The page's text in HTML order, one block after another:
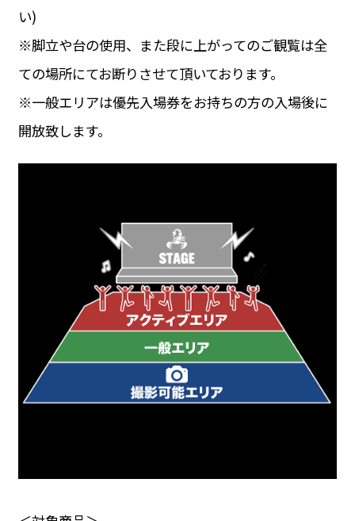
い)
※脚立や台の使用、また段に上がってのご観覧は全
ての場所にてお断りさせて頂いております。
※一般エリアは優先入場券をお持ちの方の入場後に
開放致します。